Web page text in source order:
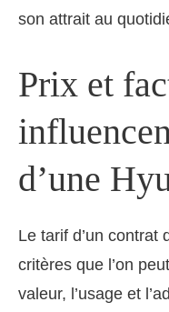
son attrait au
Prix et
d’une
Le tarif d’un contrat
critères que l’on
valeur, l’usage et